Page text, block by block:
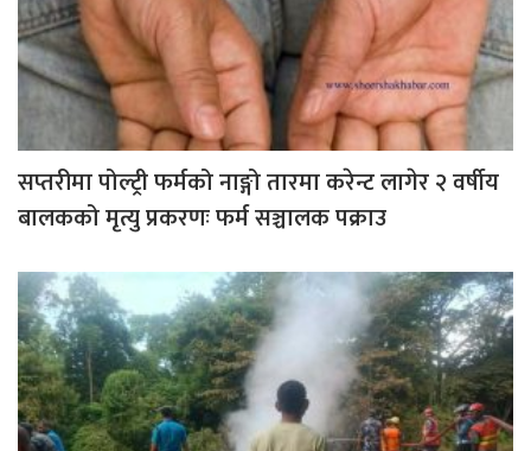
सप्तरीमा पोल्ट्री फर्मको नाङ्गो तारमा करेन्ट लागेर २ वर्षीय
बालकको मृत्यु प्रकरणः फर्म सञ्चालक पक्राउ